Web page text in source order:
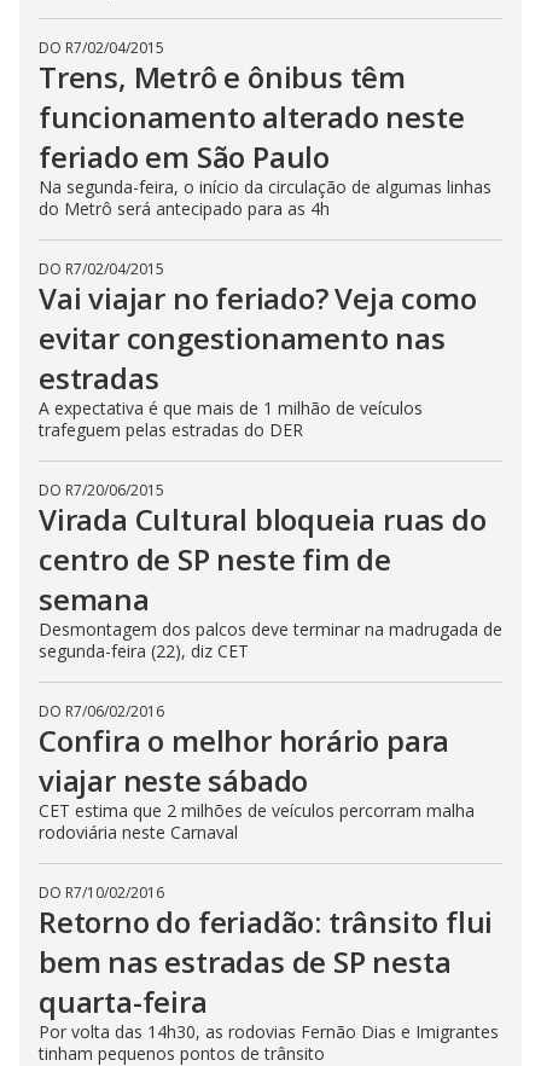
DO R7/02/04/2015
Trens, Metrô e ônibus têm
funcionamento alterado neste
feriado em São Paulo
Na segunda-feira, o início da circulação de algumas linhas
do Metrô será antecipado para as 4h
DO R7/02/04/2015
Vai viajar no feriado? Veja como
evitar congestionamento nas
estradas
A expectativa é que mais de 1 milhão de veículos
trafeguem pelas estradas do DER
DO R7/20/06/2015
Virada Cultural bloqueia ruas do
centro de SP neste fim de
semana
Desmontagem dos palcos deve terminar na madrugada de
segunda-feira (22), diz CET
DO R7/06/02/2016
Confira o melhor horário para
viajar neste sábado
CET estima que 2 milhões de veículos percorram malha
rodoviária neste Carnaval
DO R7/10/02/2016
Retorno do feriadão: trânsito flui
bem nas estradas de SP nesta
quarta-feira
Por volta das 14h30, as rodovias Fernão Dias e Imigrantes
tinham pequenos pontos de trânsito